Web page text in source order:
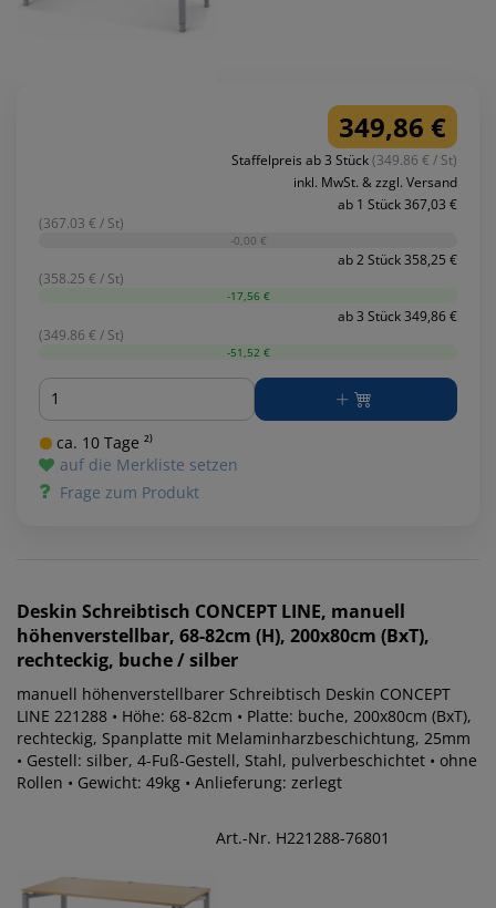
349,86 €
Staffelpreis ab 3 Stück(349.86 € / St)
inkl. MwSt. & zzgl. Versand
ab 1 Stück 367,03 €
(367.03 € / St)
-0,00 €
ab 2 Stück 358,25 €
(358.25 € / St)
-17,56 €
ab 3 Stück 349,86 €
(349.86 € / St)
-51,52 €
Menge
ca. 10 Tage ²⁾
auf die Merkliste setzen
Frage zum Produkt
Deskin Schreibtisch CONCEPT LINE, manuell
höhenverstellbar, 68-82cm (H), 200x80cm (BxT),
rechteckig, buche / silber
manuell höhenverstellbarer Schreibtisch Deskin CONCEPT
LINE 221288 • Höhe: 68-82cm • Platte: buche, 200x80cm (BxT),
rechteckig, Spanplatte mit Melaminharzbeschichtung, 25mm
• Gestell: silber, 4-Fuß-Gestell, Stahl, pulverbeschichtet • ohne
Rollen • Gewicht: 49kg • Anlieferung: zerlegt
Art.-Nr. H221288-76801